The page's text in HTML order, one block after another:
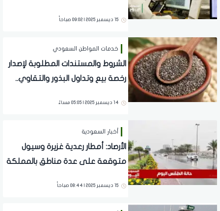
15 ديسمبر 2025 | 09:02 صباحاً
خدمات المواطن السعودي
الشروط والمستندات المطلوبة لإصدار
رخصة بيع وتداول البذور والتقاوي..
14 ديسمبر 2025 | 05:05 مساءً
أخبار السعودية
الأرصاد: أمطار رعدية غزيرة وسيول
متوقعة على عدة مناطق بالمملكة
15 ديسمبر 2025 | 08:44 صباحاً